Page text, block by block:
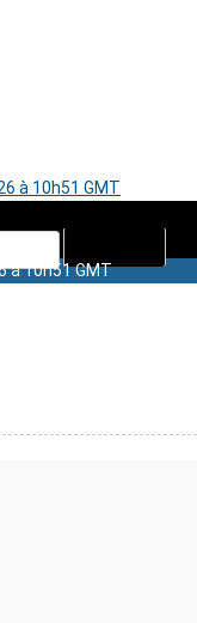
à 10h51 GMT
à 10h51 GMT